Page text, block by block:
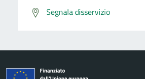
Segnala disservizio